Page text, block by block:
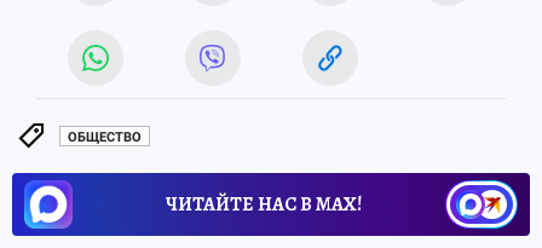
ОБЩЕСТВО
ЧИТАЙТЕ НАС В МАХ!